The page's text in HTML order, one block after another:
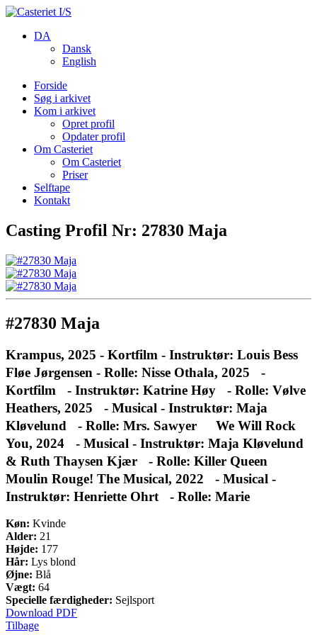
DA
Dansk
English
Forside
Søg i arkivet
Kom i arkivet
Opret profil
Opdater profil
Om Casteriet
Om Casteriet
Priser
Selftape
Kontakt
Casting Profil Nr: 27830 Maja
#27830 Maja
Krampus, 2025 - Kortfilm - Instruktør: Louis Bess
Fløe Jørgensen - Rolle: Nisse Othala, 2025 -
Kortfilm - Instruktør: Katrine Høy - Rolle: Vølve
Heathers, 2025 - Musical - Instruktør: Maja
Kløvelund - Rolle: Mrs. Sawyer We Will Rock
You, 2024 - Musical - Instruktør: Maja Kløvelund
& Ruth Thaysen Kjær - Rolle: Killer Queen
Moulin Rouge! The Musical, 2022 - Musical -
Instruktør: Henriette Ohrt - Rolle: Marie
Køn: Kvinde
Alder: 21
Højde: 177
Hår: Lys blond
Øjne: Blå
Vægt: 64
Specielle færdigheder: Sejlsport
Download PDF
Tilbage